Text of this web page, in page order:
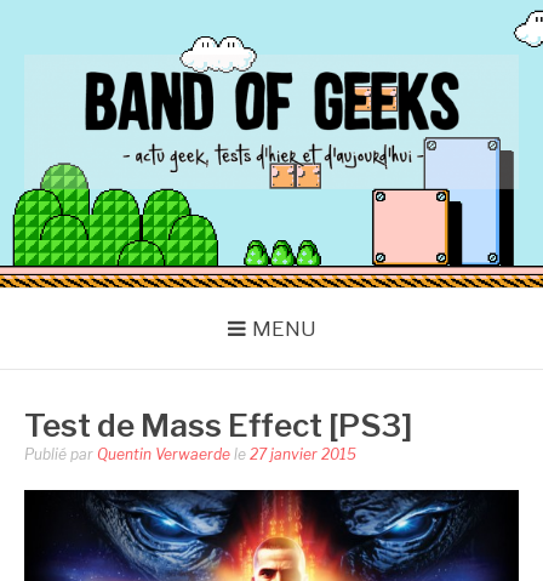
BAND OF GEEKS
Actu Geek d'hier et d'aujourd'hui
MENU
Test de Mass Effect [PS3]
Publié par Quentin Verwaerde le 27 janvier 2015